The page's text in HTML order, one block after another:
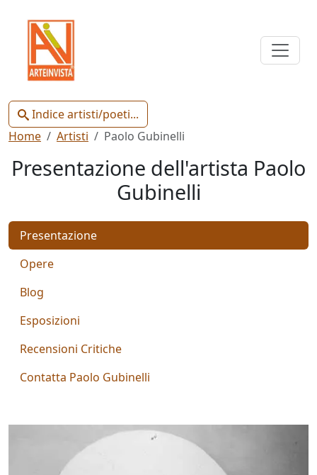
Indice artisti/poeti...
Indice
Artisti
Poeti
Artisti
Poeti
Aiolo
AJ
Ajello)
Home Artisti Paolo Gubinelli
Presentazione dell'artista Paolo
Gubinelli
Presentazione
Opere
Blog
Esposizioni
Recensioni Critiche
Contatta Paolo Gubinelli